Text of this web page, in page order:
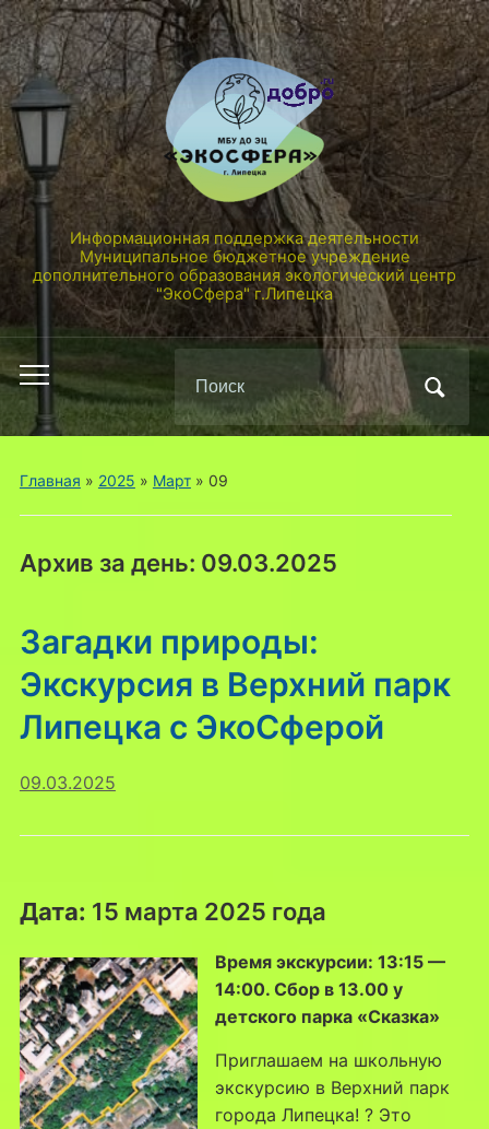
Информационная поддержка деятельности
Муниципальное бюджетное учреждение
дополнительного образования экологический центр
"ЭкоСфера" г.Липецка
Переключить
мобильное
меню
по:
Главная » 2025 » Март» 09
Архив за день: 09.03.2025
Загадки природы:
Экскурсия в Верхний парк
Липецка с ЭкоСферой
09.03.2025
Дата: 15 марта 2025 года
Время экскурсии: 13:15 —
14:00. Сбор в 13.00 у
детского парка «Сказка»
Приглашаем на школьную
экскурсию в Верхний парк
города Липецка! ? Это